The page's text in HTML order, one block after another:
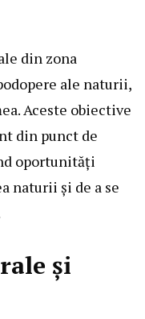
din zona
ale naturii,
Aceste obiective
din punct de
oportunități
naturii și de a se
și